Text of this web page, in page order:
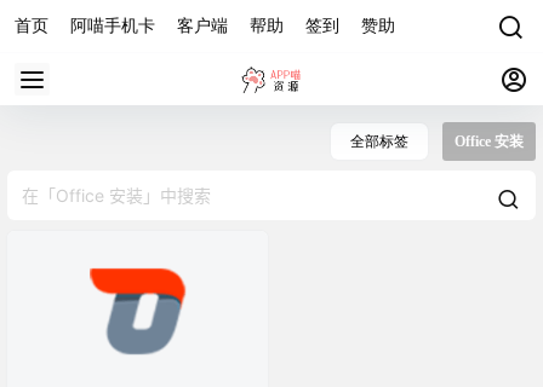
首页 阿喵手机卡 客户端 帮助 签到 赞助
全部标签 Office 安装